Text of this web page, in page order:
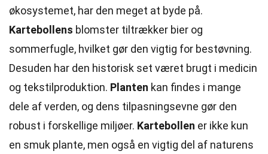
økosystemet, har den meget at byde på.
Kartebollens blomster tiltrækker bier og
sommerfugle, hvilket gør den vigtig for bestøvning.
Desuden har den historisk set været brugt i medicin
og tekstilproduktion. Planten kan findes i mange
dele af verden, og dens tilpasningsevne gør den
robust i forskellige miljøer. Kartebollen er ikke kun
en smuk plante, men også en vigtig del af naturens